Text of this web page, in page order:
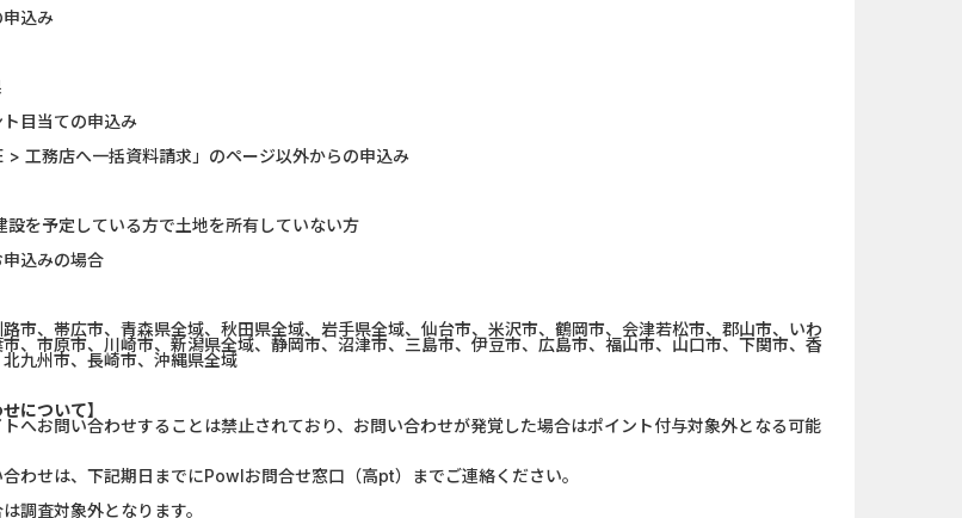
Jam（レベル...
ニールセン）...
パーグルメ［...
クラシック...
ポケットリサーチ【男性...
申込み
ト目当ての申込み
> 工務店へ一括資料請求」のページ以外からの申込み
設を予定している方で土地を所有していない方
申込みの場合
市、帯広市、青森県全域、秋田県全域、岩手県全域、仙台市、米沢市、鶴岡市、会津若松市、郡山市、いわ
、市原市、川崎市、新潟県全域、静岡市、沼津市、三島市、伊豆市、広島市、福山市、山口市、下関市、香
九州市、長崎市、沖縄県全域
について】
へお問い合わせすることは禁止されており、お問い合わせが発覚した場合はポイント付与対象外となる可能
わせは、下記期日までにPowlお問合せ窓口（高pt）までご連絡ください。
調査対象外となります。